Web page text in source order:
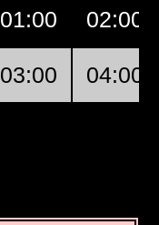
01:00 02:00
03:00 04:00